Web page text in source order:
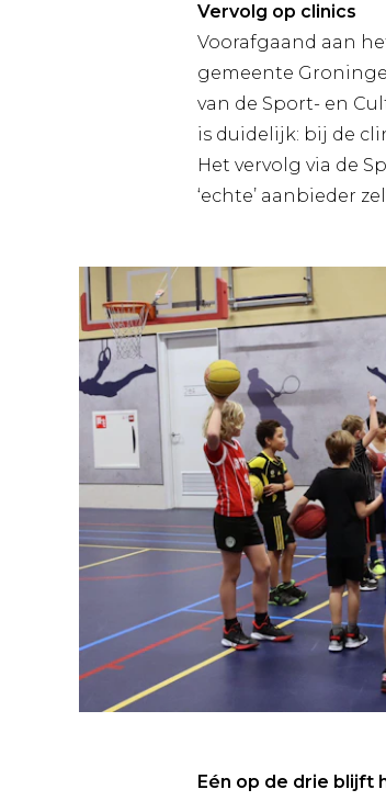
Vervolg op clinics
Voorafgaand aan
gemeente
van de Sport- en
is duidelijk: bij de
Het vervolg via de
‘echte’ aanbieder
Eén op de drie blijft